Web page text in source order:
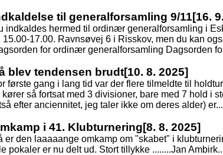
til generalforsamling 9/11[16.
indkaldes hermed til ordinær generalforsamling i
15.00-17.00. Ravnsøvej 6 i Risskov, men du kan
for ordinær generalforsamling Dagsorden
blev tendensen brudt[10. 8. 2025]
første gang i lang tid var der flere tilmeldte til
kører så fortsat med 3 divisioner, bare med 7 hold i
efter anciennitet, jeg taler ikke om deres alder) er...
i 41. Klubturnering[8. 8. 2025]
er den laaaaange omkamp om "skabet" i
pokaler er nu delt ud. Stort tillykke ........Jan